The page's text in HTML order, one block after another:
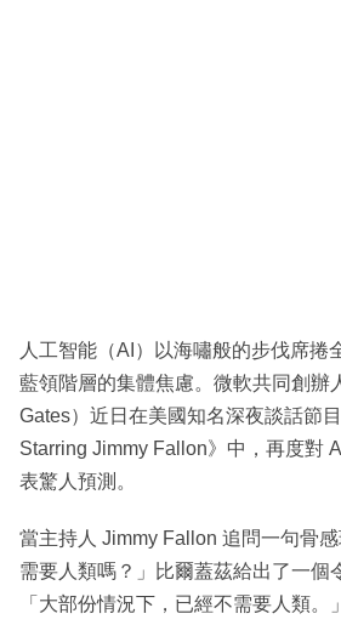
人工智能（AI）以海嘯般的步伐席捲
藍領階層的集體焦慮。微軟共同創辦
Gates）近日在美國知名深夜談話節
Starring Jimmy Fallon》中，再度對
表驚人預測。
當主持人 Jimmy Fallon 追問一句骨
需要人類嗎？」比爾蓋茲給出了一個
「大部份情況下，已經不需要人類。